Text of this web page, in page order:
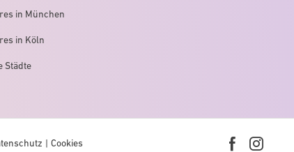
in München
in Köln
Städte
Cookies